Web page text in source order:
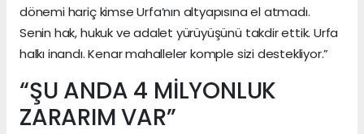
dönemi hariç kimse Urfa’nın altyapısına el atmadı.
Senin hak, hukuk ve adalet yürüyüşünü takdir ettik. Urfa
halkı inandı. Kenar mahalleler komple sizi destekliyor.”
“ŞU ANDA 4 MİLYONLUK
ZARARIM VAR”